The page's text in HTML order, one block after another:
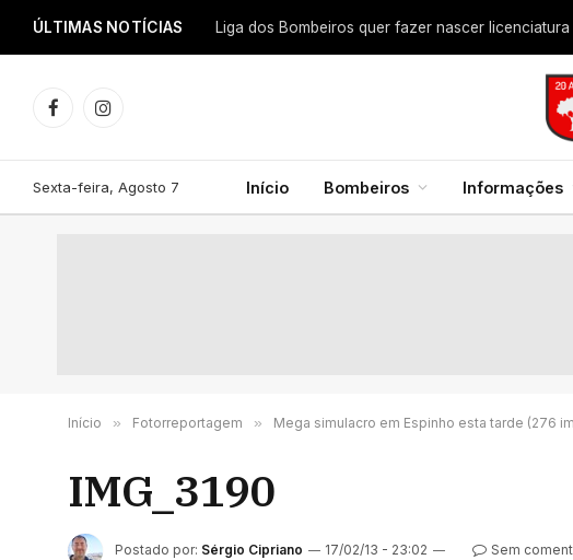
ÚLTIMAS NOTÍCIAS
FacebookInstagram
Sexta-feira, Agosto 7 Início Bombeiros Informações
Início » Fotorreportagem » Mega simulacro em Espinho esta tarde (276
IMG_3190
Postado por: Sérgio Cipriano 17/02/13 - 23:02 Sem